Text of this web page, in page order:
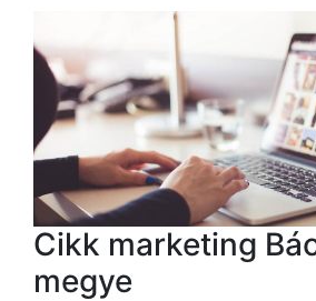
Cikk marketing
megye